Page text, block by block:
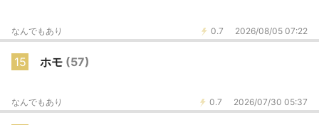
0.7 2026/08/05 07:22
なんでもあり
15 ホモ (57)
0.7 2026/07/30 05:37
なんでもあり